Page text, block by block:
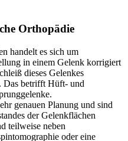
Orthopädie
handelt es sich um
in einem Gelenk korrigiert
dieses Gelenkes
Das betrifft Hüft- und
genauen Planung und sind
der Gelenkflächen
teilweise neben
oder eine